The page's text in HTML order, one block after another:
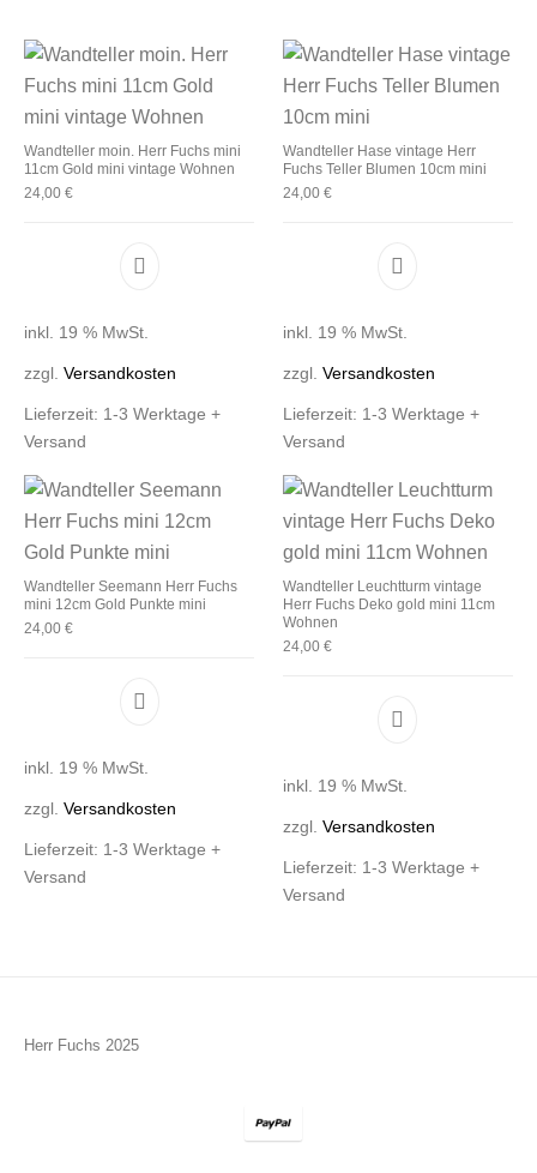
Wandteller moin. Herr Fuchs mini
11cm Gold mini vintage Wohnen
24,00€
inkl. 19 % MwSt.
zzgl.Versandkosten
Lieferzeit: 1-3 Werktage +
Versand
Wandteller Hase vintage Herr
Fuchs Teller Blumen 10cm mini
24,00 €
inkl. 19 % MwSt.
zzgl. Versandkosten
Lieferzeit: 1-3 Werktage +
Versand
Wandteller Seemann Herr Fuchs
mini 12cm Gold Punkte mini
24,00€
inkl. 19 % MwSt.
zzgl.Versandkosten
Lieferzeit: 1-3 Werktage +
Versand
Wandteller Leuchtturm vintage
Herr Fuchs Deko gold mini 11cm
Wohnen
24,00 €
inkl. 19 % MwSt.
zzgl. Versandkosten
Lieferzeit: 1-3 Werktage +
Versand
Herr Fuchs 2025